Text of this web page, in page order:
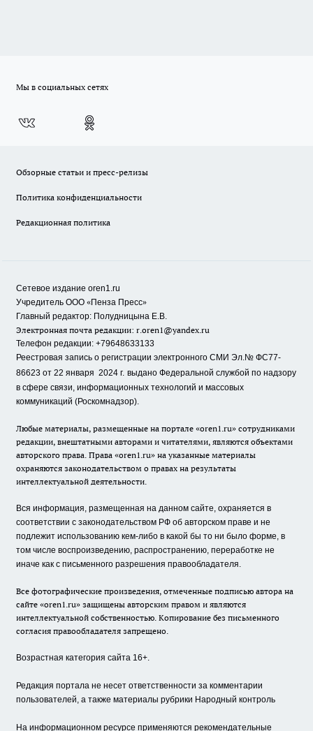
Мы в социальных сетях
Обзорные статьи и пресс-релизы
Политика конфиденциальности
Редакционная политика
Сетевое издание oren1.ru
Учредитель ООО «Пенза Пресс»
Главный редактор: Полудницына Е.В.
Электронная почта редакции: r.oren1@yandex.ru
Телефон редакции: +79648633133
Реестровая запись о регистрации электронного СМИ Эл.№ ФС77-
86623 от 22 января 2024 г. выдано Федеральной службой по надзору
в сфере связи, информационных технологий и массовых
коммуникаций (Роскомнадзор).
Любые материалы, размещенные на портале «oren1.ru» сотрудниками
редакции, внештатными авторами и читателями, являются объектами
авторского права. Права «oren1.ru» на указанные материалы
охраняются законодательством о правах на результаты
интеллектуальной деятельности.
Вся информация, размещенная на данном сайте, охраняется в
соответствии с законодательством РФ об авторском праве и не
подлежит использованию кем-либо в какой бы то ни было форме, в
том числе воспроизведению, распространению, переработке не
иначе как с письменного разрешения правообладателя.
Все фотографические произведения, отмеченные подписью автора на
сайте «oren1.ru» защищены авторским правом и являются
интеллектуальной собственностью. Копирование без письменного
согласия правообладателя запрещено.
Возрастная категория сайта 16+.
Редакция портала не несет ответственности за комментарии
пользователей, а также материалы рубрики Народный контроль
На информационном ресурсе применяются рекомендательные